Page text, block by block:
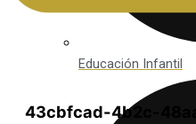
Educación Infantil
43cbfcad-4b2c-